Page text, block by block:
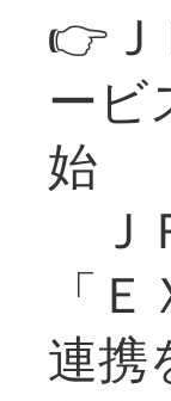
👉Ｊ
ービ
始
Ｊ
「
連携